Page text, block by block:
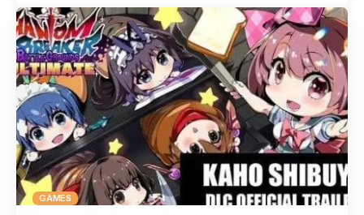
GAMES